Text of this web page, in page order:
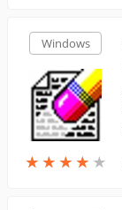
Windows
★ ★ ★ ★ ★
★ ★ ★ ★ ★